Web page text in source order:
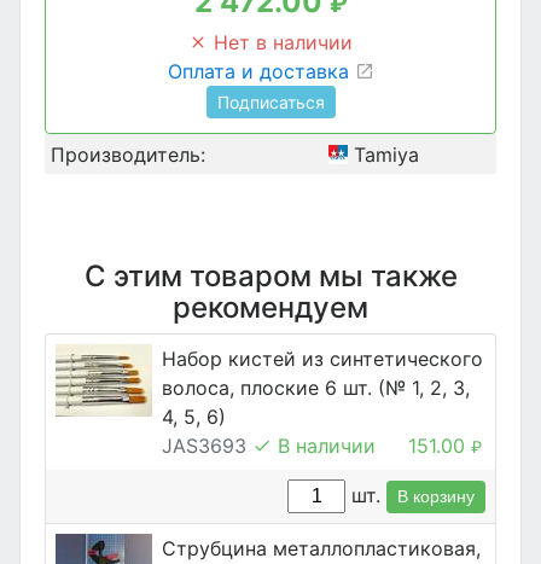
Нет в наличии
Оплата и доставка
Подписаться
Производитель: Tamiya
С этим товаром мы также
рекомендуем
Набор кистей из синтетического
волоса, плоские 6 шт. (№ 1, 2, 3,
4, 5, 6)
JAS3693
В наличии 151.00 ₽
шт. В корзину
Струбцина металлопластиковая,